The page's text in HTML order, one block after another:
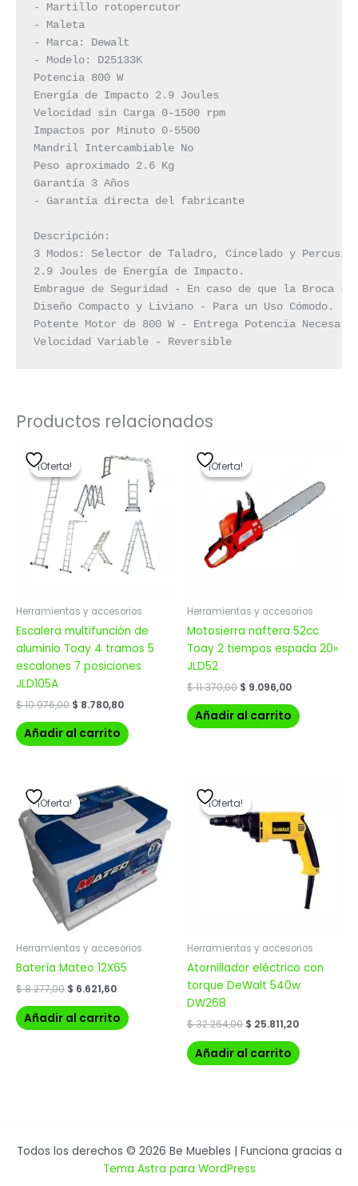
- Martillo rotopercutor
- Maleta
- Marca: Dewalt
- Modelo: D25133K
Potencia 800 W
Energía de Impacto 2.9 Joules
Velocidad sin Carga 0-1500 rpm
Impactos por Minuto 0-5500
Mandril Intercambiable No
Peso aproximado 2.6 Kg
Garantía 3 Años
- Garantía directa del fabricante
Descripción:
3 Modos: Selector de Taladro, Cincelado y
2.9 Joules de Energía de Impacto.
Embrague de Seguridad - En caso de que la Broca se
Diseño Compacto y Liviano - Para un Uso Cómodo.
Potente Motor de 800 W - Entrega Potencia
Velocidad Variable - Reversible
Productos relacionados
¡Oferta!
¡Oferta!
Herramientas y accesorios
Escalera multifunción de
aluminio Toay 4 tramos 5
escalones 7 posiciones
JLD105A
$10.976,00
precio
original
era:
$ 10.976,00.
$ 8.780,80
precio
actual
es:
$ 8.780,80.
Añadir al carrito
¡Oferta!
¡Oferta!
Herramientas y accesorios
Motosierra naftera 52cc
Toay 2 tiempos espada 20»
JLD52
$11.370,00
precio
original
era:
$ 11.370,00.
$ 9.096,00
$ 9.096,00.
Añadir al carrito
¡Oferta!
¡Oferta!
Herramientas y accesorios
Batería Mateo 12X65
$8.277,00
precio
original
era:
$ 8.277,00.
$ 6.621,60
El
precio
actual
$ 6.621,60.
Añadir al carrito
¡Oferta!
¡Oferta!
Herramientas y accesorios
Atornillador eléctrico con
torque DeWalt 540w
DW268
$32.264,00
original
era:
$ 32.264,00.
$ 25.811,20
actual
es:
$ 25.811,20.
Añadir al carrito
Todos los derechos © 2026 Be Muebles | Funciona gracias a
Tema Astra para WordPress